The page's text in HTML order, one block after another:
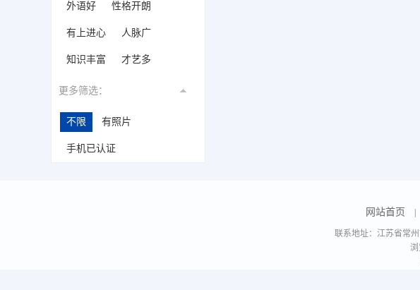
外语好 性格开朗
有上进心 人脉广
知识丰富 才艺多
更多筛选：
不限 有照片
手机已认证
网站首页
联系地址：江苏省常
浏